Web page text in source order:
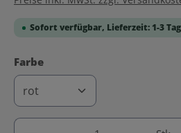
Sofort verfügbar, Lieferzeit: 1-3
Farbeauswählen
Produkt Anzahl: Gib den